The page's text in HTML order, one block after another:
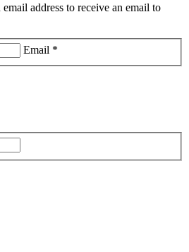
address to receive an email to
Email *